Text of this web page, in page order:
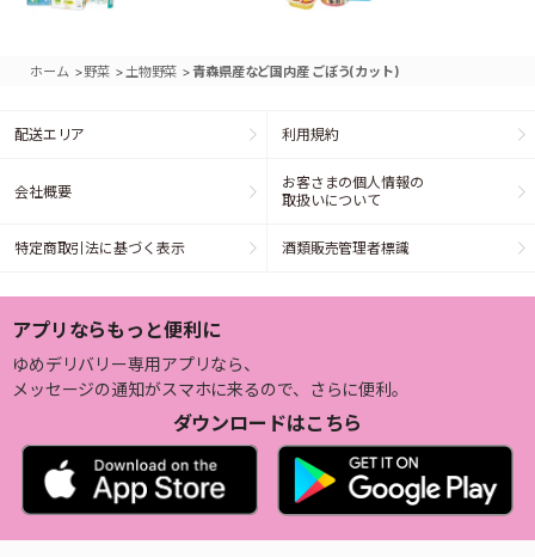
ホーム >野菜 > 土物野菜 >青森県産など国内産 ごぼう(カット)
配送エリア 利用規約
会社概要
お客さまの個人情報の
取扱いについて
特定商取引法に基づく表示 酒類販売管理者標識
アプリならもっと便利に
ゆめデリバリー専用アプリなら、
メッセージの通知がスマホに来るので、さらに便利。
ダウンロードはこちら